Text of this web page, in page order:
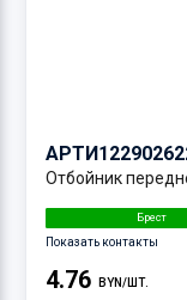
АРТИ
Отбойник
Брест
Показать контакты
4.76 BYN/ШТ.